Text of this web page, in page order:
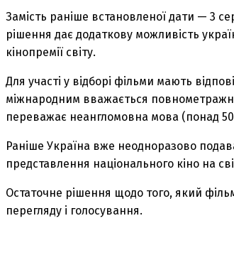
Замість раніше встановленої дати — 3
рішення дає додаткову можливість
кінопремії світу.
Для участі у відборі фільми мають
міжнародним вважається
переважає неангломовна мова (понад
Раніше Україна вже неодноразово
представлення національного кіно на
Остаточне рішення щодо того, який
перегляду і голосування.